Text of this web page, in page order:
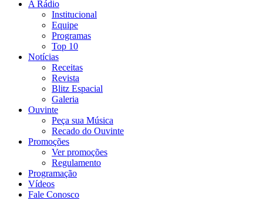
A Rádio
Institucional
Equipe
Programas
Top 10
Notícias
Receitas
Revista
Blitz Espacial
Galeria
Ouvinte
Peça sua Música
Recado do Ouvinte
Promoções
Ver promoções
Regulamento
Programação
Vídeos
Fale Conosco